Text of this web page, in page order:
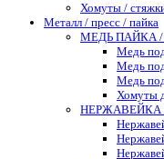
Хомуты /
Металл / пресс / пайка
МЕДЬ ПАЙКА
Медь
Медь
Медь
Хомуты
НЕРЖАВЕЙКА